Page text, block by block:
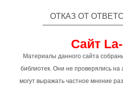
ОТКАЗ ОТ
Сайт
Материалы данного сайта
библиотек. Они не проверялись на
могут выражать частное мнение